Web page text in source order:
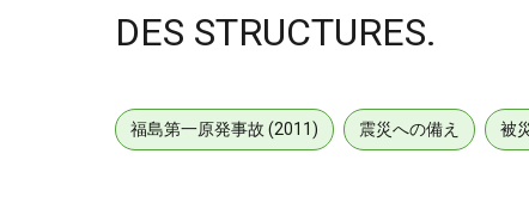
DES STRUCTURES.
福島第一原発事故 (2011) 震災への備え 被